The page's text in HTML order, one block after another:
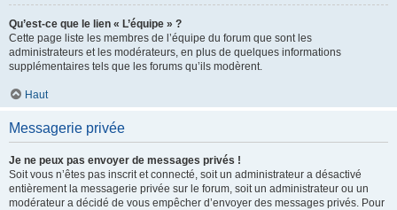
Qu’est-ce que le lien « L’équipe » ?
Cette page liste les membres de l’équipe du forum que sont les
administrateurs et les modérateurs, en plus de quelques informations
supplémentaires tels que les forums qu’ils modèrent.
Haut
Messagerie privée
Je ne peux pas envoyer de messages privés !
Soit vous n’êtes pas inscrit et connecté, soit un administrateur a désactivé
entièrement la messagerie privée sur le forum, soit un administrateur ou un
modérateur a décidé de vous empêcher d’envoyer des messages privés. Pour